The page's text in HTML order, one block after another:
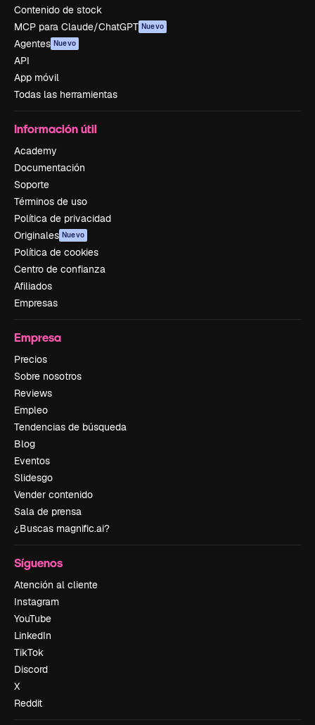
Contenido de stock
MCP para Claude/ChatGPT Nuevo
Agentes Nuevo
API
App móvil
Todas las herramientas
Información útil
Academy
Documentación
Soporte
Términos de uso
Política de privacidad
Originales Nuevo
Política de cookies
Centro de confianza
Afiliados
Empresas
Empresa
Precios
Sobre nosotros
Reviews
Empleo
Tendencias de búsqueda
Blog
Eventos
Slidesgo
Vender contenido
Sala de prensa
¿Buscas magnific.ai?
Síguenos
Atención al cliente
Instagram
YouTube
LinkedIn
TikTok
Discord
X
Reddit